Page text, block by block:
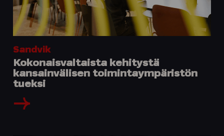
Sandvik
Kokonaisvaltaista kehitystä
kansainvälisen toimintaympäristön
tueksi